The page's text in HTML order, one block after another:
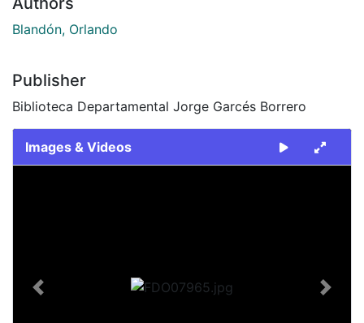
Blandón, Orlando
Publisher
Biblioteca Departamental Jorge Garcés Borrero
Images & Videos
Previous Next